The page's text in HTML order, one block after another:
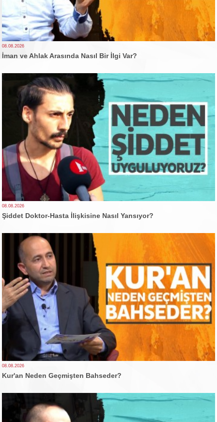
08.08.2026
İman ve Ahlak Arasında Nasıl Bir İlgi Var?
08.08.2026
Şiddet Doktor-Hasta İlişkisine Nasıl Yansıyor?
08.08.2026
Kur'an Neden Geçmişten Bahseder?